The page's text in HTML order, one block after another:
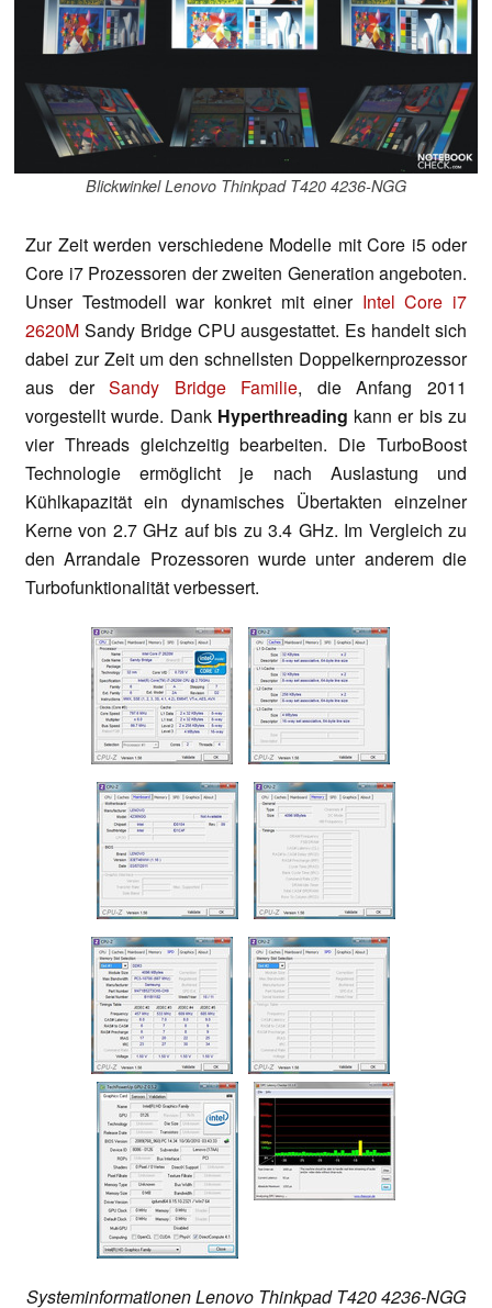
Blickwinkel Lenovo Thinkpad T420 4236-NGG
Zur Zeit werden verschiedene Modelle mit Core i5 oder
Core i7 Prozessoren der zweiten Generation angeboten.
Unser Testmodell war konkret mit einer Intel Core i7
2620M Sandy Bridge CPU ausgestattet. Es handelt sich
dabei zur Zeit um den schnellsten Doppelkernprozessor
aus derSandy Bridge Familie, die Anfang 2011
vorgestellt wurde. Dank Hyperthreading kann er bis zu
vier Threads gleichzeitig bearbeiten. Die TurboBoost
Technologie ermöglicht je nach Auslastung und
Kühlkapazität ein dynamisches Übertakten einzelner
Kerne von 2.7 GHz auf bis zu 3.4 GHz. Im Vergleich zu
den Arrandale Prozessoren wurde unter anderem die
Turbofunktionalität verbessert.
Systeminformationen Lenovo Thinkpad T420 4236-NGG